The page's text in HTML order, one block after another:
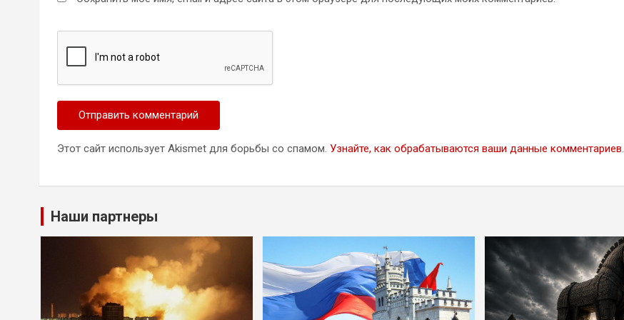
Этот сайт использует Akismet для борьбы со спамом. Узнайте, как обрабатываются ваши данные комментариев.
Наши партнеры